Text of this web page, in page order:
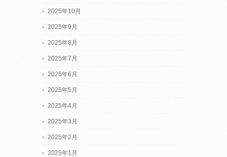
2025年10月
2025年9月
2025年8月
2025年7月
2025年6月
2025年5月
2025年4月
2025年3月
2025年2月
2025年1月